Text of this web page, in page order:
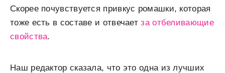
Скорее почувствуется привкус ромашки, которая
тоже есть в составе и отвечаетза отбеливающие
свойства.
Наш редактор сказала, что это одна из лучших